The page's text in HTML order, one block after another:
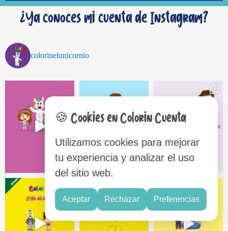
¿Ya conoces mi cuenta de Instagram?
colorinelunicornio
🍪 Cookies en Colorin Cuenta
Utilizamos cookies para mejorar
tu experiencia y analizar el uso
del sitio web.
Aceptar Rechazar Preferencias